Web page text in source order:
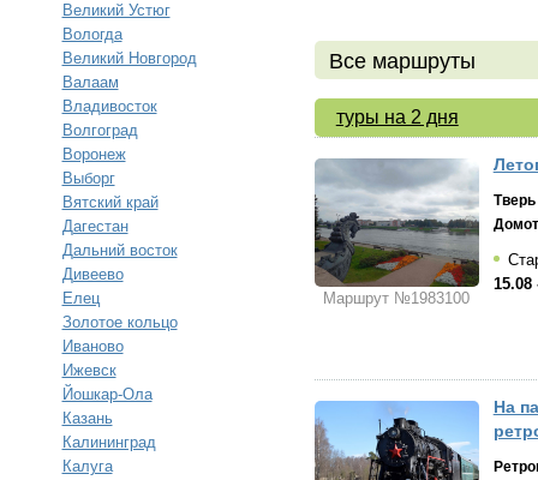
Великий Устюг
Вологда
Великий Новгород
Валаам
Владивосток
Волгоград
Воронеж
Выборг
Вятский край
Дагестан
Дальний восток
Дивеево
Елец
Золотое кольцо
Иваново
Ижевск
Йошкар-Ола
Казань
Калининград
Калуга
Все маршруты
туры на 2 дня
Маршрут №1983100
Тверь
15.08
На